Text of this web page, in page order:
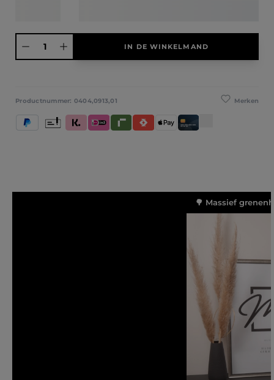
IN DE WINKELMAND
Merken
Productnummer: 0404,0913,01
PayPal Klarna (Achteraf betalen / In delen betalen / Direct
iDeal IN3RivertySatispayApple PayCreditcard / Betaalpas
Vooruitbetaling
🌳 Massief